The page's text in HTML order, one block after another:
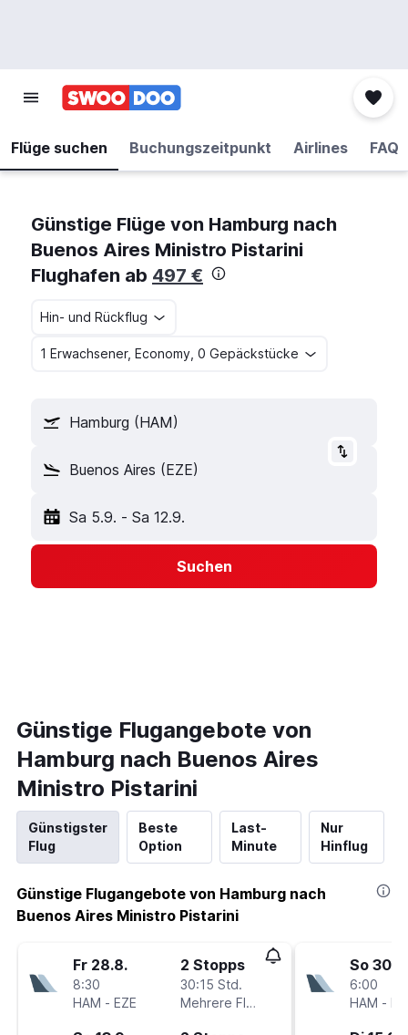
Flüge suchen Buchungszeitpunkt Airlines FAQ
Günstige Flüge von Hamburg nach
Buenos Aires Ministro Pistarini
Flughafen ab 497 €
Hin- und Rückflug
1 Erwachsener, Economy, 0 Gepäckstücke
Hamburg (HAM)
Buenos Aires (EZE)
Sa 5.9. - Sa 12.9.
Suchen
Günstige Flugangebote von
Hamburg nach Buenos Aires
Ministro Pistarini
Günstigster
Flug
Beste
Option
Last-
Minute
Nur
Hinflug
Günstige Flugangebote von Hamburg nach
Buenos Aires Ministro Pistarini
Fr 28.8.
8:30
HAM - EZE
2 Stopps
30:15 Std.
Mehrere Fluglinien
So 30.8.
6:00
HAM -